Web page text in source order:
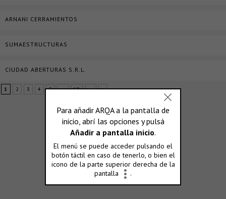
ARNANI CERRAMIENTOS
SUMAESTRUCTURAS
CIUDAD ABERTURAS S.R.L.
1 2 3 4 5 ... 10 ... »